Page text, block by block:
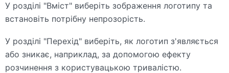
У розділі "Вміст" виберіть зображення логотипу та
встановіть потрібну непрозорість.
У розділі "Перехід" виберіть, як логотип з'являється
або зникає, наприклад, за допомогою ефекту
розчинення з користувацькою тривалістю.